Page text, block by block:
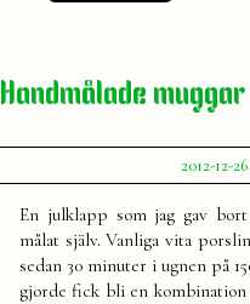
Handmålade muggar
Publicerat
av
Julia
2012-12-26
En julklapp som jag gav
målat själv. Vanliga vita
sedan 30 minuter i ugnen på
gjorde fick bli en